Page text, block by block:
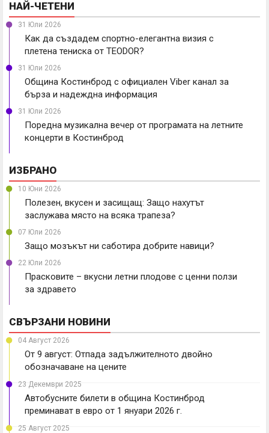
НАЙ-ЧЕТЕНИ
31 Юли 2026
Как да създадем спортно-елегантна визия с
плетена тениска от TEODOR?
31 Юли 2026
Община Костинброд с официален Viber канал за
бърза и надеждна информация
31 Юли 2026
Поредна музикална вечер от програмата на летните
концерти в Костинброд
ИЗБРАНО
10 Юни 2026
Полезен, вкусен и засищащ: Защо нахутът
заслужава място на всяка трапеза?
07 Юли 2026
Защо мозъкът ни саботира добрите навици?
22 Юли 2026
Прасковите – вкусни летни плодове с ценни ползи
за здравето
СВЪРЗАНИ НОВИНИ
04 Август 2026
От 9 август: Отпада задължителното двойно
обозначаване на цените
23 Декември 2025
Автобусните билети в община Костинброд
преминават в евро от 1 януари 2026 г.
25 Август 2025